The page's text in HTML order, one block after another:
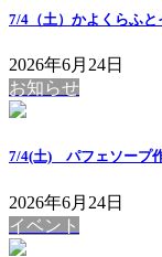
7/4（土）かよくらふ
2026年6月24日
お知らせ
7/4(土) パフェソープ
2026年6月24日
イベント